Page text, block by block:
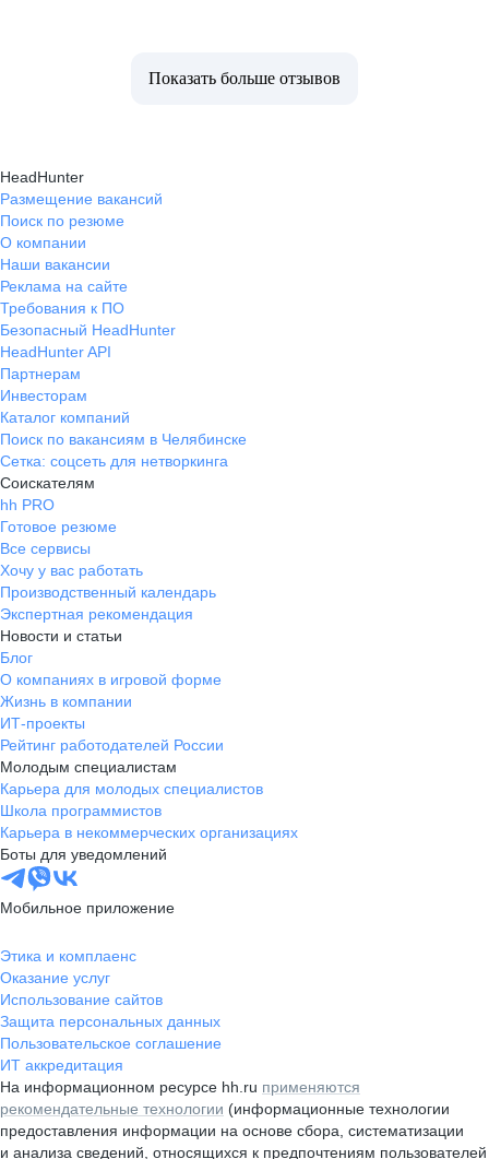
Показать больше отзывов
HeadHunter
Размещение вакансий
Поиск по резюме
О компании
Наши вакансии
Реклама на сайте
Требования к ПО
Безопасный HeadHunter
HeadHunter API
Партнерам
Инвесторам
Каталог компаний
Поиск по вакансиям в Челябинске
Сетка: соцсеть для нетворкинга
Соискателям
hh PRO
Готовое резюме
Все сервисы
Хочу у вас работать
Производственный календарь
Экспертная рекомендация
Новости и статьи
Блог
О компаниях в игровой форме
Жизнь в компании
ИТ-проекты
Рейтинг работодателей России
Молодым специалистам
Карьера для молодых специалистов
Школа программистов
Карьера в некоммерческих организациях
Боты для уведомлений
Мобильное приложение
Этика и комплаенс
Оказание услуг
Использование сайтов
Защита персональных данных
Пользовательское соглашение
ИТ аккредитация
На информационном ресурсе hh.ru применяются
рекомендательные технологии (информационные технологии
предоставления информации на основе сбора, систематизации
и анализа сведений, относящихся к предпочтениям пользователей